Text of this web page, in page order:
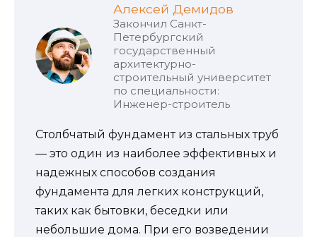
Алексей Демидов
Закончил Санкт-
Петербургский
государственный
архитектурно-
строительный университет
по специальности:
Инженер-строитель
Столбчатый фундамент из стальных труб
— это один из наиболее эффективных и
надежных способов создания
фундамента для легких конструкций,
таких как бытовки, беседки или
небольшие дома. При его возведении